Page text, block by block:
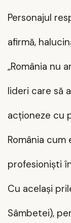
Personajul
afirmă,
„România nu
lideri care să
acționeze cu
România
profesioniști
Cu același
Sâmbetei),